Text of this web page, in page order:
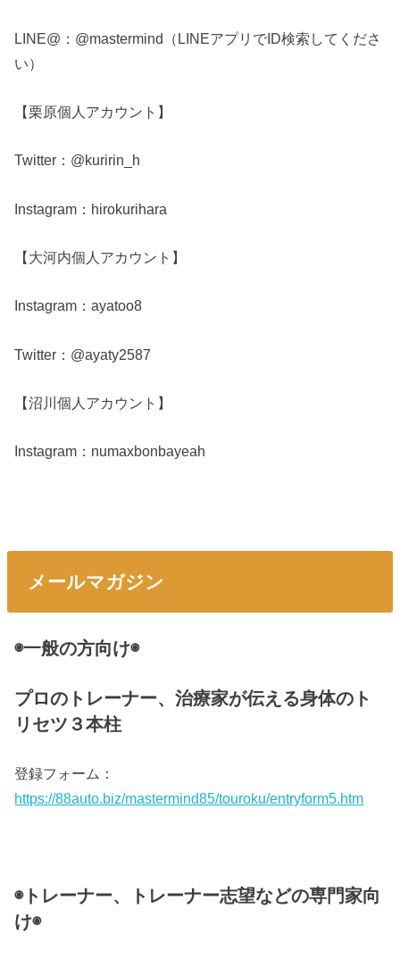
LINE@：@mastermind（LINEアプリでID検索してくださ
い）
【栗原個人アカウント】
Twitter：@kuririn_h
Instagram：hirokurihara
【大河内個人アカウント】
Instagram：ayatoo8
Twitter：@ayaty2587
【沼川個人アカウント】
Instagram：numaxbonbayeah
メールマガジン
◉一般の方向け◉
プロのトレーナー、治療家が伝える身体のト
リセツ３本柱
登録フォーム：
https://88auto.biz/mastermind85/touroku/entryform5.htm
◉トレーナー、トレーナー志望などの専門家向
け◉